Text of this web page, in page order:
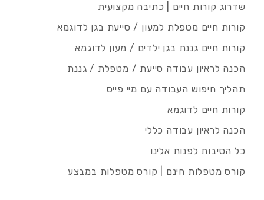
שדרוג קורות חיים | כתיבה מקצועית
קורות חיים מטפלת למעון / סייעת בגן לדוגמא
קורות חיים גננת בגן ילדים / מעון לדוגמא
הכנה לראיון עבודה סייעת / מטפלת / גננת
תהליך חיפוש העבודה עם מיי פייס
קורות חיים לדוגמא
הכנה לראיון עבודה כללי
כל הסיבות לפנות אלינו
קורס מטפלות חינם | קורס מטפלות במבצע